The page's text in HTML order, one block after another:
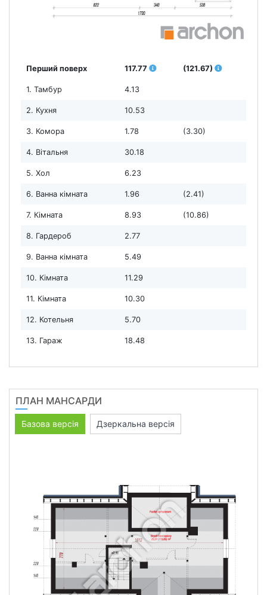
Перший поверх 117.77 (121.67)
1. Тамбур 4.13
2. Кухня 10.53
3. Комора 1.78 (3.30)
4. Вітальня 30.18
5. Хол 6.23
6. Ванна кімната 1.96 (2.41)
7. Кімната 8.93 (10.86)
8. Гардероб 2.77
9. Ванна кімната 5.49
10. Кімната 11.29
11. Кімната 10.30
12. Котельня 5.70
13. Гараж 18.48
ПЛАН МАНСАРДИ
Базова версія Дзеркальна версія